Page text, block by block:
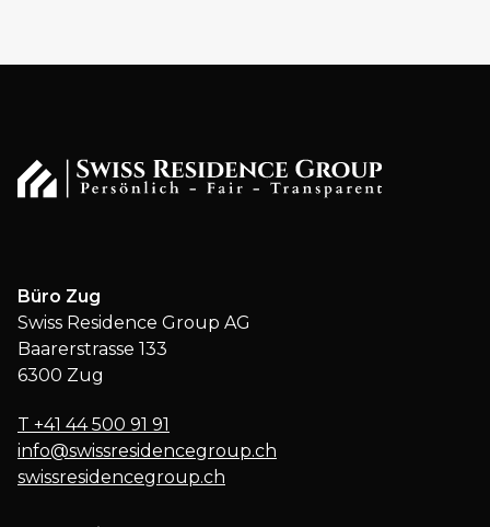
Büro Zug
Swiss Residence Group AG
Baarerstrasse 133
6300 Zug
T +41 44 500 91 91
info@swissresidencegroup.ch
swissresidencegroup.ch